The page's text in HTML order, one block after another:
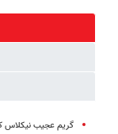
(40%off)
گریم عجیب نیکلاس